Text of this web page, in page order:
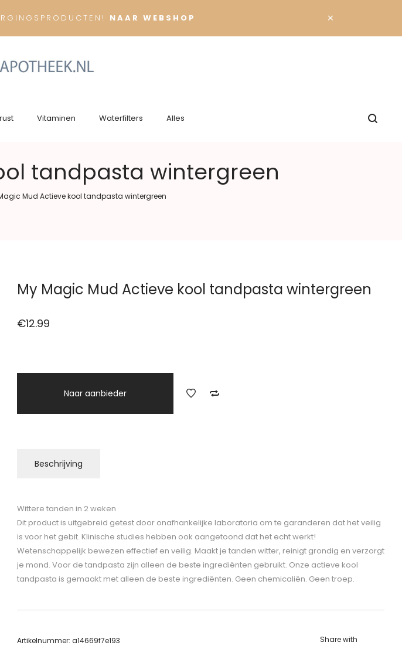
×
NAAR WEBSHOP
Vitaminen Waterfilters Alles
tandpasta wintergreen
Mud Actieve kool tandpasta wintergreen
My Magic Mud Actieve kool tandpasta wintergreen
€12.99
Naar aanbieder
Beschrijving
Wittere tanden in 2 weken
Dit product is uitgebreid getest door onafhankelijke laboratoria om te garanderen dat het veilig
is voor het gebit. Klinische studies hebben ook aangetoond dat het echt werkt!
Wetenschappelijk bewezen effectief en veilig. Maakt je tanden witter, reinigt grondig en verzorgt
je mond. Voor de tandpasta zijn alleen de beste ingrediënten gebruikt. Onze actieve kool
tandpasta is gemaakt met alleen de beste ingrediënten. Geen chemicaliën. Geen troep.
Artikelnummer: a14669f7e193
Share with